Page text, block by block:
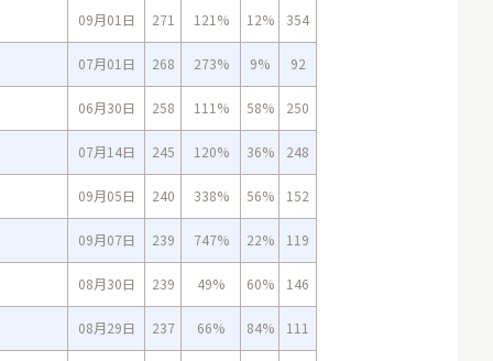
09月01日 271 121% 12% 354
07月01日 268 273% 9% 92
06月30日 258 111% 58% 250
07月14日 245 120% 36% 248
09月05日 240 338% 56% 152
09月07日 239 747% 22% 119
08月30日 239 49% 60% 146
08月29日 237 66% 84% 111